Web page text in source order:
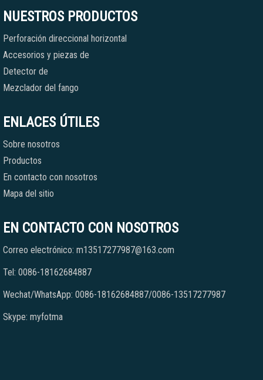
NUESTROS PRODUCTOS
Perforación direccional horizontal
Accesorios y piezas de
Detector de
Mezclador del fango
ENLACES ÚTILES
Sobre nosotros
Productos
En contacto con nosotros
Mapa del sitio
EN CONTACTO CON NOSOTROS
Correo electrónico: m13517277987@163.com
Tel: 0086-18162684887
Wechat/WhatsApp: 0086-18162684887/0086-13517277987
Skype: myfotma